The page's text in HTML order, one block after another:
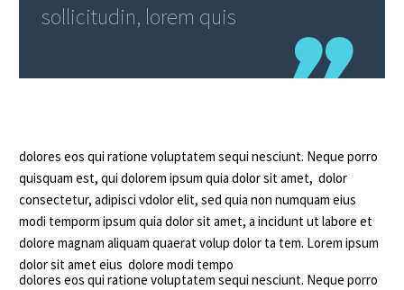
sollicitudin, lorem quis
dolores eos qui ratione voluptatem sequi nesciunt. Neque porro
quisquam est, qui dolorem ipsum quia dolor sit amet, dolor
consectetur, adipisci vdolor elit, sed quia non numquam eius
modi temporm ipsum quia dolor sit amet, a incidunt ut labore et
dolore magnam aliquam quaerat volup dolor ta tem. Lorem ipsum
dolor sit amet eius dolore modi tempo
dolores eos qui ratione voluptatem sequi nesciunt. Neque porro